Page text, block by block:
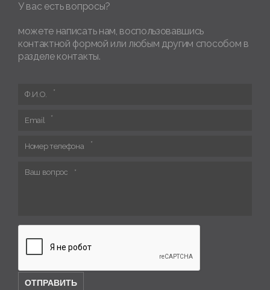
У вас есть вопросы?
можете написать нам, воспользовавшись
контактной формой или любым другим способом в
разделе контакты.
Ф.И.О.
Email
Номер телефона
Ваш вопрос